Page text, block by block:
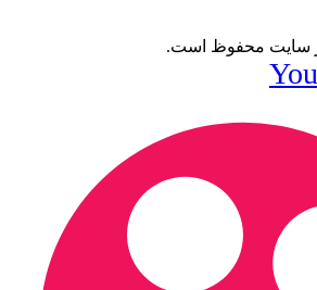
سایت محفوظ است.